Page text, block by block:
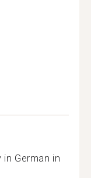
German in